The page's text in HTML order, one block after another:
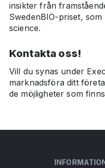
insikter från
SwedenBIO-priset,
science.
Kontakta oss!
Vill du synas under
marknadsföra ditt
de möjligheter som